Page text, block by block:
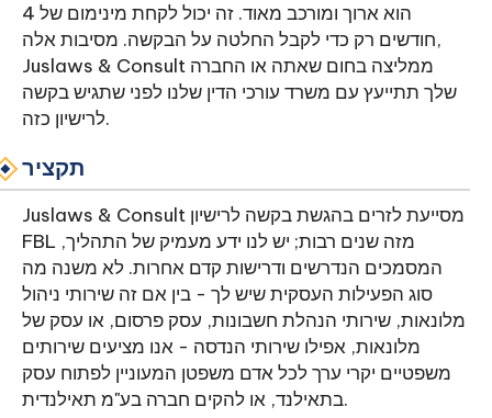
הוא ארוך ומורכב מאוד. זה יכול לקחת מינימום של 4
חודשים רק כדי לקבל החלטה על הבקשה. מסיבות אלה,
Juslaws & Consult ממליצה בחום שאתה או החברה
שלך תתייעץ עם משרד עורכי הדין שלנו לפני שתגיש בקשה
לרישיון כזה.
תקציר
Juslaws & Consult מסייעת לזרים בהגשת בקשה לרישיון
FBL מזה שנים רבות; יש לנו ידע מעמיק של התהליך,
המסמכים הנדרשים ודרישות קדם אחרות. לא משנה מה
סוג הפעילות העסקית שיש לך - בין אם זה שירותי ניהול
מלונאות, שירותי הנהלת חשבונות, עסק פרסום, או עסק של
מלונאות, אפילו שירותי הנדסה - אנו מציעים שירותים
משפטיים יקרי ערך לכל אדם משפטן המעוניין לפתוח עסק
בתאילנד, או להקים חברה בע"מ תאילנדית.